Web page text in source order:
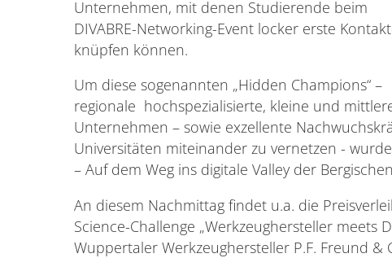
Unternehmen, mit denen Studierende beim
DIVABRE-Networking-Event locker erste
knüpfen können.
Um diese sogenannten „Hidden Champions“ –
regionale hochspezialisierte, kleine und
Unternehmen – sowie exzellente
Universitäten miteinander zu vernetzen -
– Auf dem Weg ins digitale Valley der
An diesem Nachmittag findet u.a. die
Science-Challenge „Werkzeughersteller meets
Wuppertaler Werkzeughersteller P.F. Freund &